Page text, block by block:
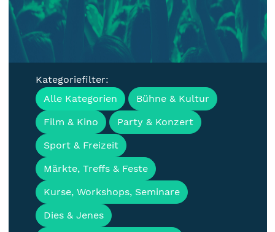
Veranstaltungen, Termine &
Events für die Lausitz
Kategoriefilter:
Alle Kategorien
Bühne & Kultur
Film & Kino
Party & Konzert
Sport & Freizeit
Märkte, Treffs & Feste
Kurse, Workshops, Seminare
Dies & Jenes